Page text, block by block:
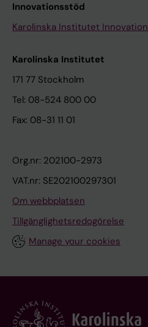
Innovationsstöd
Karolinska Institutet Innovation
Karolinska Institutet
171 77 Stockholm
Tel: 08-524 800 00
Fax: 08-31 11 01
Org.nr: 202100-2973
VAT.nr: SE202100297301
Om webbplatsen
Tillgänglighetsredogörelse
Manage your cookies